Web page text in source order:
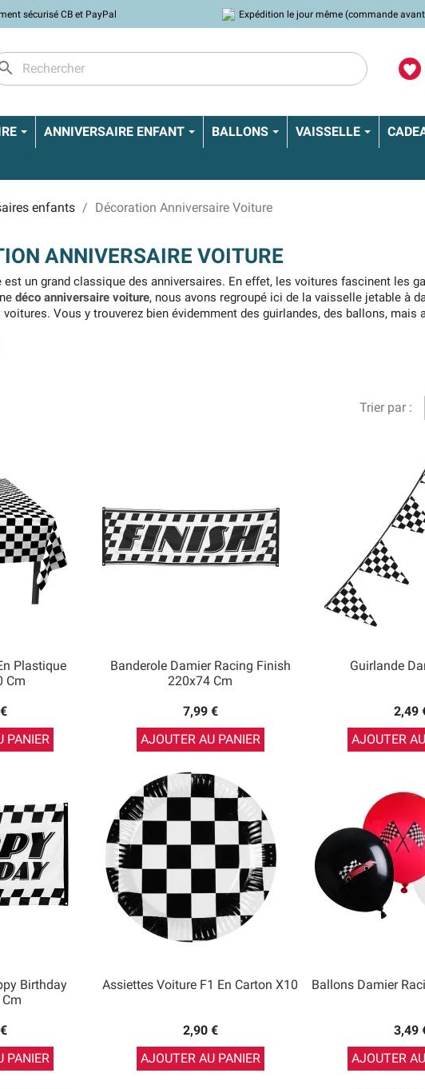
sécurisé CB et PayPal Expédition le jour même (commande
ANNIVERSAIRE ENFANT BALLONS VAISSELLE
enfants Décoration Anniversaire Voiture
ANNIVERSAIRE VOITURE
est un grand classique des anniversaires. En effet, les voitures fascinent les
déco anniversaire voiture, nous avons regroupé ici de la vaisselle jetable à
Vous y trouverez bien évidemment des guirlandes, des ballons, mais
fête son anniversaire a vraiment une préférence pour une marque, utilisez
Trier par :
Plastique
Cm
PANIER
Banderole Damier Racing Finish
220x74 Cm
7,99 €
AJOUTER AU PANIER
Guirlande
2,49
AJOUTER
Birthday
PANIER
Assiettes Voiture F1 En Carton X10
2,90 €
AJOUTER AU PANIER
Ballons Damier
3,49
AJOUTER